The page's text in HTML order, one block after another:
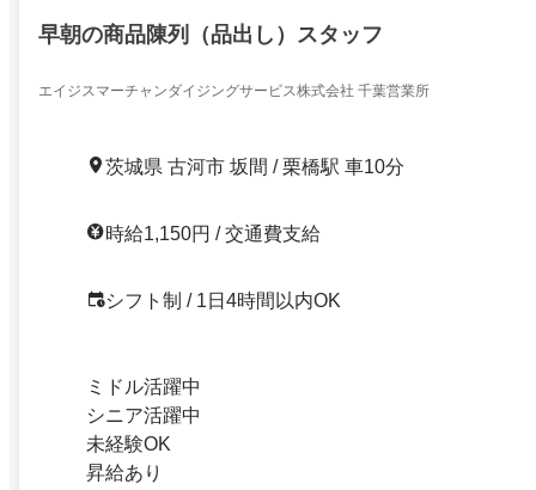
早朝の商品陳列（品出し）スタッフ
エイジスマーチャンダイジングサービス株式会社 千葉営業所
茨城県 古河市 坂間 / 栗橋駅 車10分
時給1,150円 / 交通費支給
シフト制 / 1日4時間以内OK
ミドル活躍中
シニア活躍中
未経験OK
昇給あり